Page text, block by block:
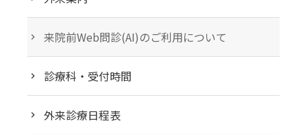
来院前Web問診(AI)のご利用について
診療科・受付時間
外来診療日程表